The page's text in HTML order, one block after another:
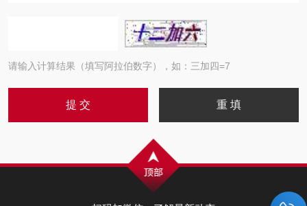
请输入计算结果（填写阿拉伯数字），如：三加四=7